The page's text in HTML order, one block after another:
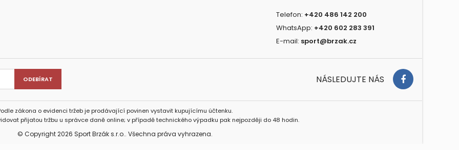
Telefon: +420 486 142 200
WhatsApp: +420 602 283 391
E-mail: sport@brzak.cz
NÁSLEDUJTE NÁS
zákona o evidenci tržeb je prodávající povinen vystavit kupujícímu účtenku.
přijatou tržbu u správce daně online; v případě technického výpadku pak nejpozději do 48 hodin.
© Copyright 2026 Sport Brzák s.r.o.. Všechna práva vyhrazena.